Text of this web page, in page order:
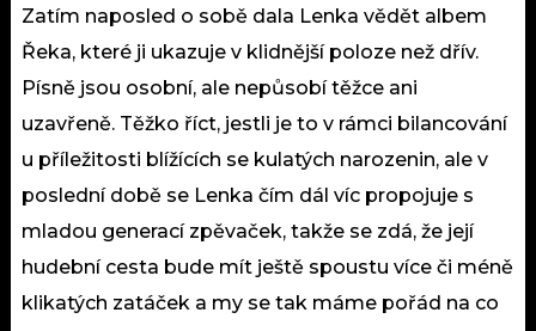
Zatím naposled o sobě dala Lenka vědět albem
Řeka, které ji ukazuje v klidnější poloze než dřív.
Písně jsou osobní, ale nepůsobí těžce ani
uzavřeně. Těžko říct, jestli je to v rámci bilancování
u příležitosti blížících se kulatých narozenin, ale v
poslední době se Lenka čím dál víc propojuje s
mladou generací zpěvaček, takže se zdá, že její
hudební cesta bude mít ještě spoustu více či méně
klikatých zatáček a my se tak máme pořád na co